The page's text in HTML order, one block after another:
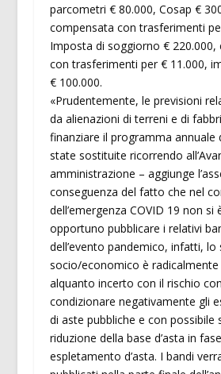
parcometri € 80.000, Cosap €
compensata con trasferimenti
Imposta di soggiorno € 220.000,
con trasferimenti per € 11.000,
€ 100.000.
«Prudentemente, le previsioni
da alienazioni di terreni e di
finanziare il programma annuale
state sostituite ricorrendo
amministrazione – aggiunge
conseguenza del fatto che nel
dell’emergenza COVID 19 non si
opportuno pubblicare i relativi
dell’evento pandemico, infatti, lo
socio/economico è
alquanto incerto con il rischio
condizionare negativamente gli
di aste pubbliche e con possibile
riduzione della base d’asta in
espletamento d’asta. I bandi